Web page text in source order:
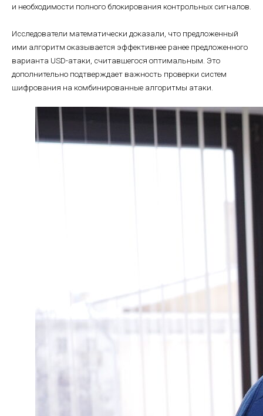
и необходимости полного блокирования контрольных сигналов.
Исследователи математически доказали, что предложенный
ими алгоритм оказывается эффективнее ранее предложенного
варианта USD-атаки, считавшегося оптимальным. Это
дополнительно подтверждает важность проверки систем
шифрования на комбинированные алгоритмы атаки.